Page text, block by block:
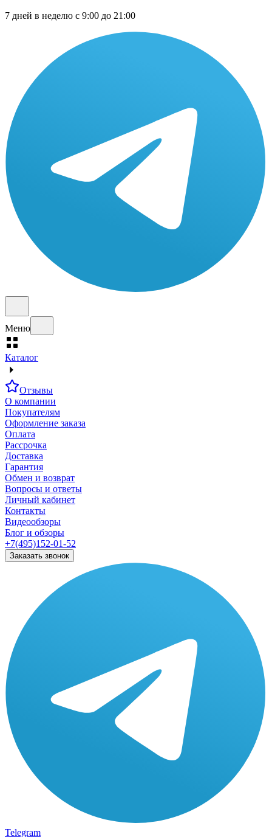
7 дней в неделю с 9:00 до 21:00
Меню
Каталог
Отзывы
О компании
Покупателям
Оформление заказа
Оплата
Рассрочка
Доставка
Гарантия
Обмен и возврат
Вопросы и ответы
Личный кабинет
Контакты
Видеообзоры
Блог и обзоры
+7(495)152-01-52
Заказать звонок
Telegram